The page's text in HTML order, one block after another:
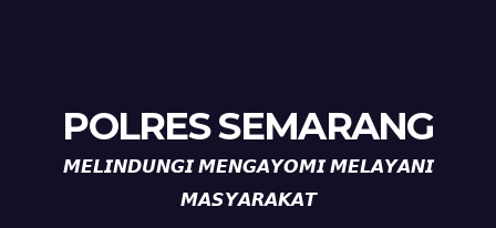
POLRES SEMARANG
𝙈𝙀𝙇𝙄𝙉𝘿𝙐𝙉𝙂𝙄 𝙈𝙀𝙉𝙂𝘼𝙔𝙊𝙈𝙄 𝙈𝙀𝙇𝘼𝙔𝘼𝙉𝙄
𝙈𝘼𝙎𝙔𝘼𝙍𝘼𝙆𝘼𝙏